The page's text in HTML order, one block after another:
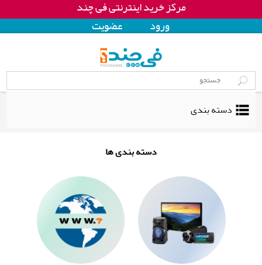
مرکز خرید اینترنتی فی چند
ورود
عضويت
دسته بندی
دسته بندی ها